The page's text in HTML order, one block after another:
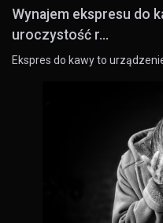
Wynajem ekspresu do
uroczystość r...
Ekspres do kawy to